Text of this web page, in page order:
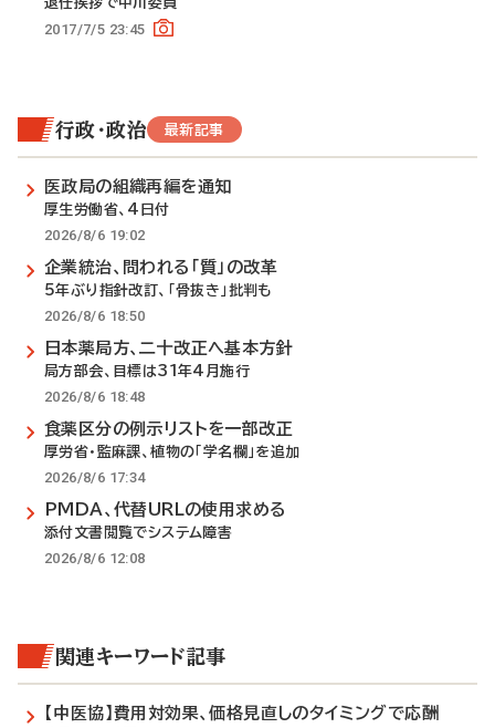
2017/7/5 23:45
行政・政治 最新記事
医政局の組織再編を通知
厚生労働省、4日付
2026/8/6 19:02
企業統治、問われる「質」の改革
5年ぶり指針改訂、「骨抜き」批判も
2026/8/6 18:50
日本薬局方、二十改正へ基本方針
局方部会、目標は31年4月施行
2026/8/6 18:48
食薬区分の例示リストを一部改正
厚労省・監麻課、植物の「学名欄」を追加
2026/8/6 17:34
PMDA、代替URLの使用求める
添付文書閲覧でシステム障害
2026/8/6 12:08
関連キーワード記事
【中医協】費用対効果、価格見直しのタイミングで応酬